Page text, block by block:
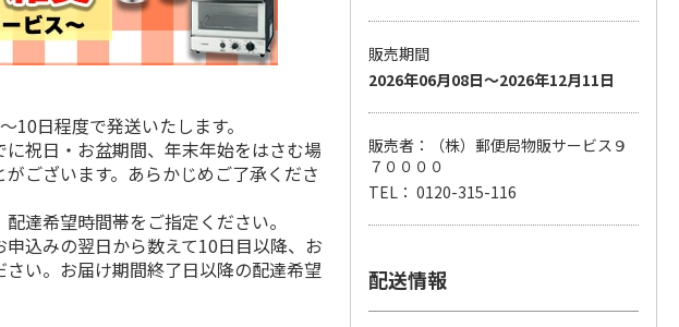
日程度で発送いたします。
祝日・お盆期間、年末年始をはさむ場
ございます。あらかじめご了承くださ
達希望時間帯をご指定ください。
込みの翌日から数えて10日目以降、お
い。お届け期間終了日以降の配達希望
販売期間
2026年06月08日～2026年12月11日
販売者：（株）郵便局物販サービス９
７００００
TEL： 0120-315-116
配送情報